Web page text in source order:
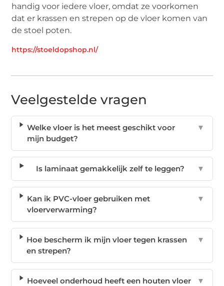
handig voor iedere vloer, omdat ze voorkomen
dat er krassen en strepen op de vloer komen van
de stoel poten.
https://stoeldopshop.nl/
Veelgestelde vragen
Welke vloer is het meest geschikt voor
mijn budget?
▼
Is laminaat gemakkelijk zelf te leggen? ▼
Kan ik PVC-vloer gebruiken met
vloerverwarming?
▼
Hoe bescherm ik mijn vloer tegen krassen
en strepen?
▼
Hoeveel onderhoud heeft een houten vloer
▼